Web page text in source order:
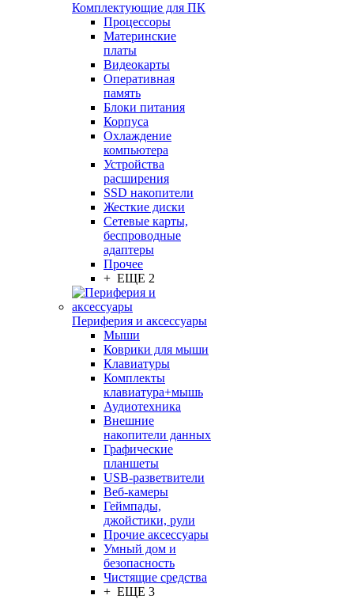
Комплектующие для ПК
Процессоры
Материнские
платы
Видеокарты
Оперативная
память
Блоки питания
Корпуса
Охлаждение
компьютера
Устройства
расширения
SSD накопители
Жесткие диски
Сетевые карты,
беспроводные
адаптеры
Прочее
+ ЕЩЕ 2
Периферия и аксессуары
Мыши
Коврики для мыши
Клавиатуры
Комплекты
клавиатура+мышь
Аудиотехника
Внешние
накопители данных
Графические
планшеты
USB-разветвители
Веб-камеры
Геймпады,
джойстики, рули
Прочие аксессуары
Умный дом и
безопасность
Чистящие средства
+ ЕЩЕ 3